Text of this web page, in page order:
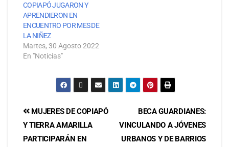
COPIAPÓ JUGARON Y
APRENDIERON EN
ENCUENTRO POR MES DE
LA NIÑEZ
Martes, 30 Agosto 2022
En "Noticias"
BECA GUARDIANES:
VINCULANDO A JÓVENES
URBANOS Y DE BARRIOS
MUJERES DE COPIAPÓ
Y TIERRA AMARILLA
PARTICIPARÁN EN